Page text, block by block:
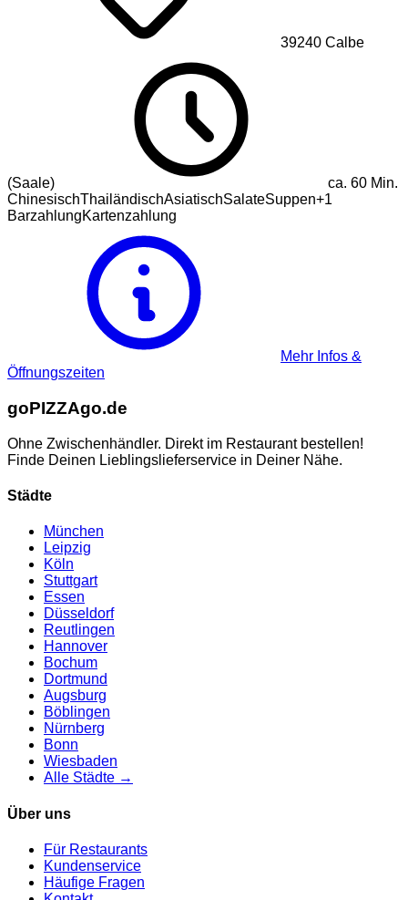
39240 Calbe
(Saale) ca. 60 Min.
ChinesischThailändischAsiatischSalateSuppen+1
BarzahlungKartenzahlung
Mehr Infos &
Öffnungszeiten
goPIZZAgo.de
Ohne Zwischenhändler. Direkt im Restaurant bestellen!
Finde Deinen Lieblingslieferservice in Deiner Nähe.
Städte
München
Leipzig
Köln
Stuttgart
Essen
Düsseldorf
Reutlingen
Hannover
Bochum
Dortmund
Augsburg
Böblingen
Nürnberg
Bonn
Wiesbaden
Alle Städte →
Über uns
Für Restaurants
Kundenservice
Häufige Fragen